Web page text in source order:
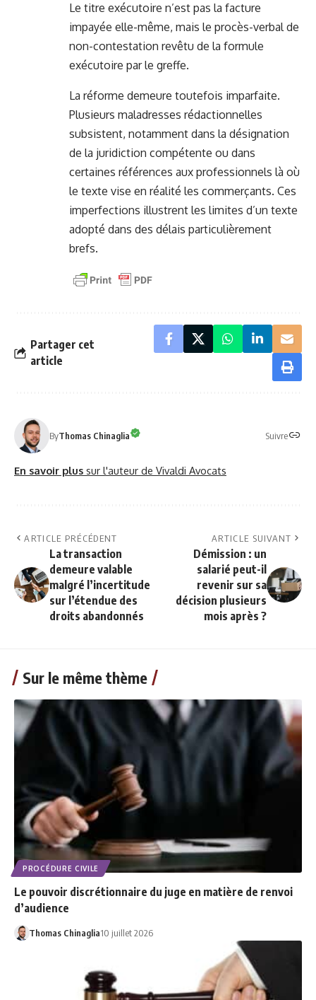
Le titre exécutoire n’est pas la facture
impayée elle-même, mais le procès-verbal de
non-contestation revêtu de la formule
exécutoire par le greffe.
La réforme demeure toutefois imparfaite.
Plusieurs maladresses rédactionnelles
subsistent, notamment dans la désignation
de la juridiction compétente ou dans
certaines références aux professionnels là où
le texte vise en réalité les commerçants. Ces
imperfections illustrent les limites d’un texte
adopté dans des délais particulièrement
brefs.
Partager cet
article
ByThomas Chinaglia Suivre
En savoir plus sur l'auteur de Vivaldi Avocats
ARTICLE PRÉCÉDENT
La transaction
demeure valable
malgré l’incertitude
sur l’étendue des
droits abandonnés
ARTICLE SUIVANT
Démission : un
salarié peut-il
revenir sur sa
décision plusieurs
mois après ?
Sur le même thème
PROCÉDURE CIVILE
Le pouvoir discrétionnaire du juge en matière de renvoi
d’audience
Thomas Chinaglia10 juillet 2026